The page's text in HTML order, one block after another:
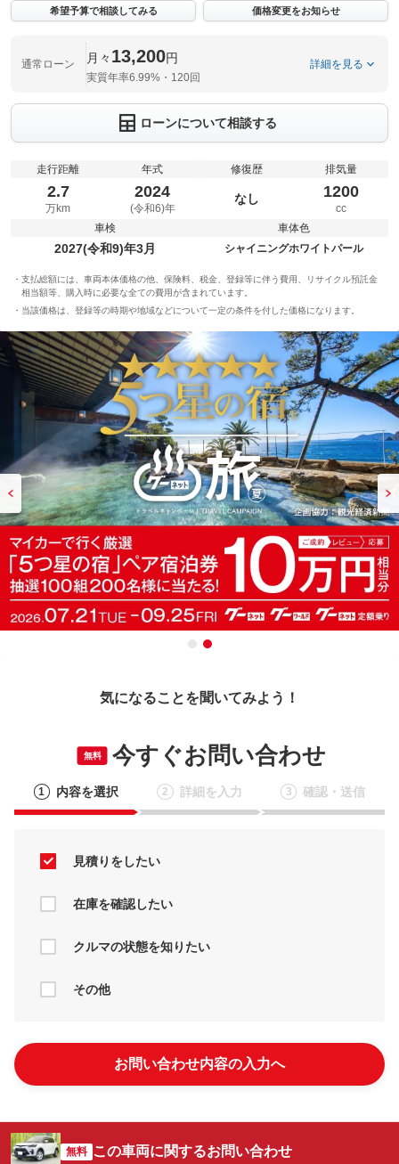
希望予算で相談してみる 価格変更をお知らせ
通常ローン 月々 13,200円
実質年率6.99%・120回
詳細を見る
ローンについて相談する
走行距離
2.7
万km
年式
2024
(令和6)年
修復歴
なし
排気量
1200
cc
車検
2027(令和9)年3月
車体色
シャイニングホワイトパール
支払総額には、車両本体価格の他、保険料、税金、登録等に伴う費用、リサイクル預託金
相当額等、購入時に必要な全ての費用が含まれています。
当該価格は、登録等の時期や地域などについて一定の条件を付した価格になります。
気になることを聞いてみよう！
無料 今すぐお問い合わせ
1 内容を選択 2 詳細を入力 3 確認・送信
見積りをしたい
在庫を確認したい
クルマの状態を知りたい
その他
お問い合わせ内容の入力へ
無料 この車両に関するお問い合わせ